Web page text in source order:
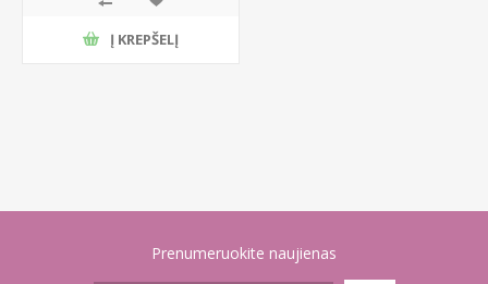
Į KREPŠELĮ
Prenumeruokite naujienas